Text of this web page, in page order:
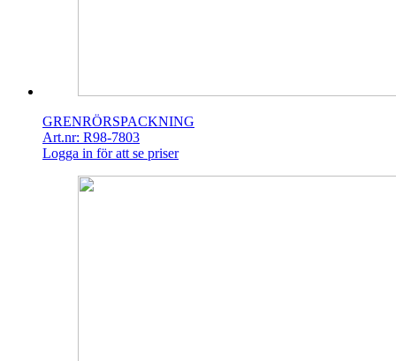
GRENRÖRSPACKNING
Art.nr: R98-7803
Logga in för att se priser